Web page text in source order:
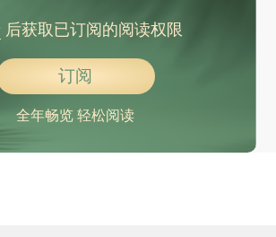
后获取已订阅的阅读权限
订阅
全年畅览 轻松阅读